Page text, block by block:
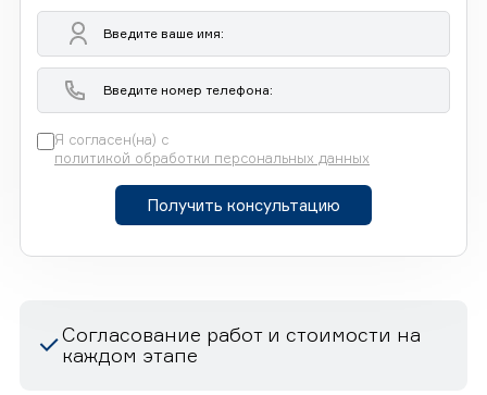
Я согласен(на) с
политикой обработки персональных данных
Получить консультацию
Согласование работ и стоимости на
каждом этапе